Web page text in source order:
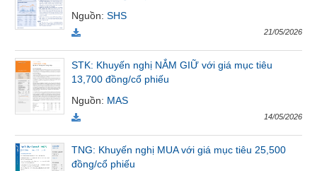
Nguồn:SHS
21/05/2026
STK: Khuyến nghị NẮM GIỮ với giá mục tiêu
13,700 đồng/cổ phiếu
Nguồn: MAS
14/05/2026
TNG: Khuyến nghị MUA với giá mục tiêu 25,500
đồng/cổ phiếu
(-)
Người nội bộ Cổ đông lớn
Tin
tức
(-)
Bài
viết